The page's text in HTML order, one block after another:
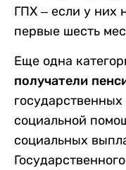
ГПХ – если у них
первые шесть
Еще одна
получатели
социальной
социальных